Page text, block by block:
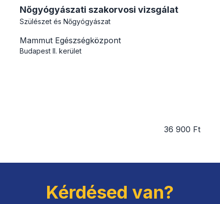
Nőgyógyászati szakorvosi vizsgálat
Szülészet és Nőgyógyászat
Mammut Egészségközpont
Budapest II. kerület
36 900 Ft
Kérdésed van?